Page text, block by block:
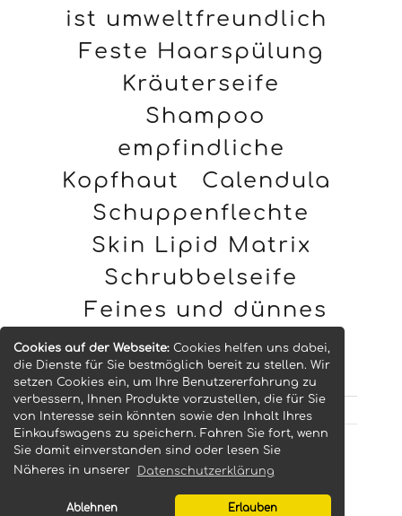
Cookies auf der Webseite:Cookies helfen uns dabei,
die Dienste für Sie bestmöglich bereit zu stellen. Wir
setzen Cookies ein, um Ihre Benutzererfahrung zu
verbessern, Ihnen Produkte vorzustellen, die für Sie
von Interesse sein könnten sowie den Inhalt Ihres
Einkaufswagens zu speichern. Fahren Sie fort, wenn
Sie damit einverstanden sind oder lesen Sie
Näheres in unserer
Datenschutzerklärung
Ablehnen Erlauben
ist umweltfreundlich
Feste Haarspülung
Kräuterseife
Shampoo
empfindliche
Kopfhaut
Calendula
Schuppenflechte
Skin Lipid Matrix
Schrubbelseife
Feines und dünnes
Haar
© 2026 -